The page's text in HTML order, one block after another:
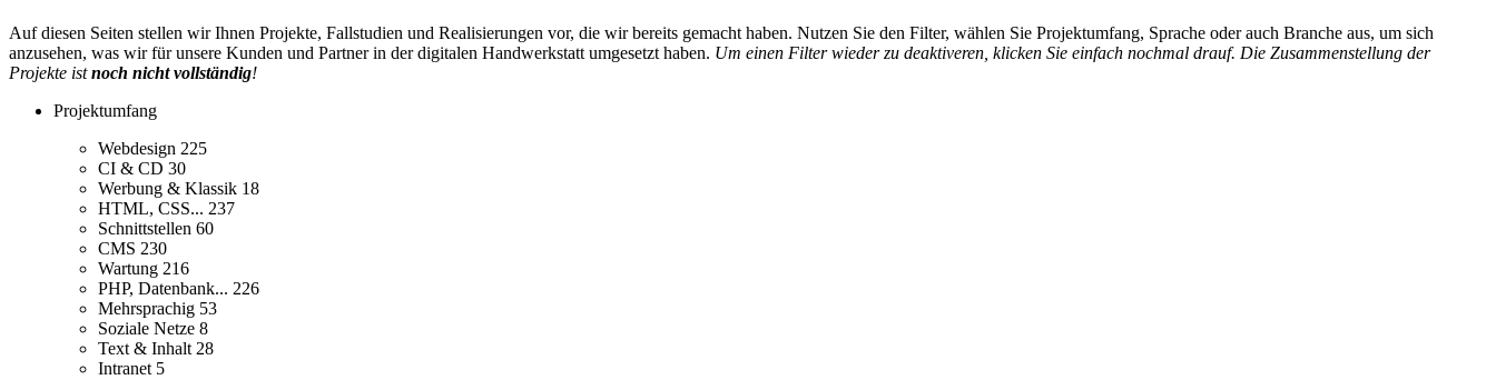
Auf diesen Seiten stellen wir Ihnen Projekte, Fallstudien und Realisierungen vor, die wir bereits gemacht haben. Nutzen Sie den Filter, wählen Sie Projektumfang, Sprache oder auch Branche aus, um sich
anzusehen, was wir für unsere Kunden und Partner in der digitalen Handwerkstatt umgesetzt haben. Um einen Filter wieder zu deaktiveren, klicken Sie einfach nochmal drauf. Die Zusammenstellung der
Projekte istnoch nicht vollständig!
Projektumfang
Webdesign 225
CI & CD 30
Werbung & Klassik 18
HTML, CSS... 237
Schnittstellen 60
CMS 230
Wartung 216
PHP, Datenbank... 226
Mehrsprachig 53
Soziale Netze 8
Text & Inhalt 28
Intranet 5